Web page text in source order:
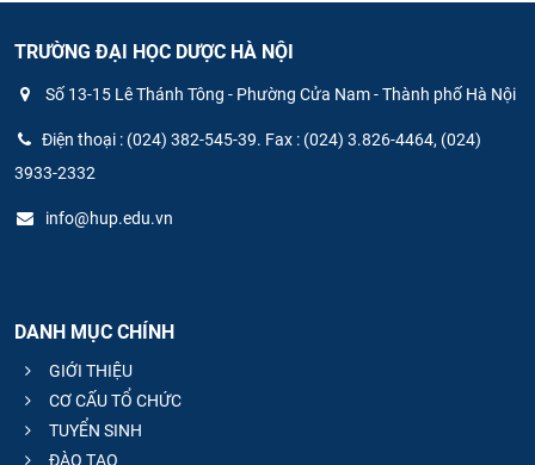
TRƯỜNG ĐẠI HỌC DƯỢC HÀ NỘI
Số 13-15 Lê Thánh Tông - Phường Cửa Nam - Thành phố Hà Nội
Điện thoại : (024) 382-545-39. Fax : (024) 3.826-4464, (024)
3933-2332
info@hup.edu.vn
DANH MỤC CHÍNH
GIỚI THIỆU
CƠ CẤU TỔ CHỨC
TUYỂN SINH
ĐÀO TẠO